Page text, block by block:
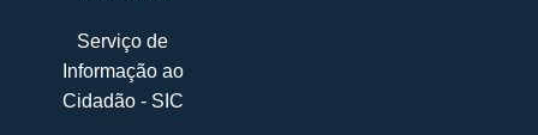
Serviço de
Informação ao
Cidadão - SIC